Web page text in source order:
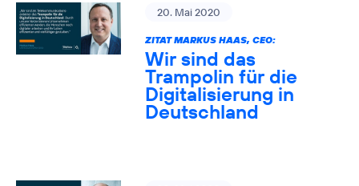
20. Mai 2020
ZITAT MARKUS HAAS, CEO:
Wir sind das
Trampolin für die
Digitalisierung in
Deutschland